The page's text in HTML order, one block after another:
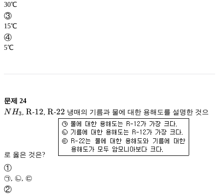
30℃
③
15℃
④
5℃
문제 24
NH_3
NH3 ,\rm
R-12
12 ,\rm
R-22
22 냉매의 기름과 물에 대한 용해도를 설명한 것으
①
㉠, ㉡, ㉢
②